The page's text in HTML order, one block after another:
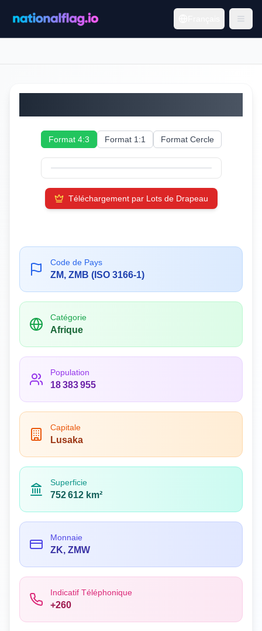
Format 4:3 Format 1:1 Format Cercle
Téléchargement par Lots de Drapeau
Code de Pays
ZM, ZMB (ISO 3166-1)
Catégorie
Afrique
Population
18 383 955
Capitale
Lusaka
Superficie
752 612 km²
Monnaie
ZK, ZMW
Indicatif Téléphonique
+260